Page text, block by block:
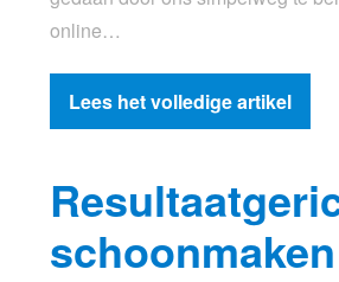
online…
Lees het volledige artikel